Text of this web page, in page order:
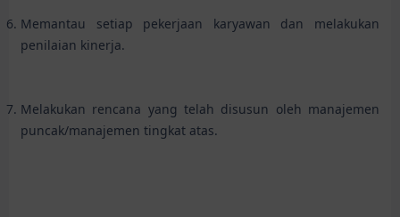
Memantau setiap pekerjaan karyawan dan melakukan
penilaian kinerja.
Melakukan rencana yang telah disusun oleh manajemen
puncak/manajemen tingkat atas.